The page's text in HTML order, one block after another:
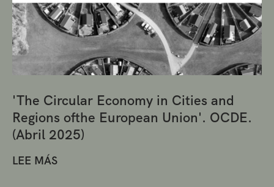
'The Circular Economy in Cities and
Regions ofthe European Union'. OCDE.
(Abril 2025)
LEE MÁS